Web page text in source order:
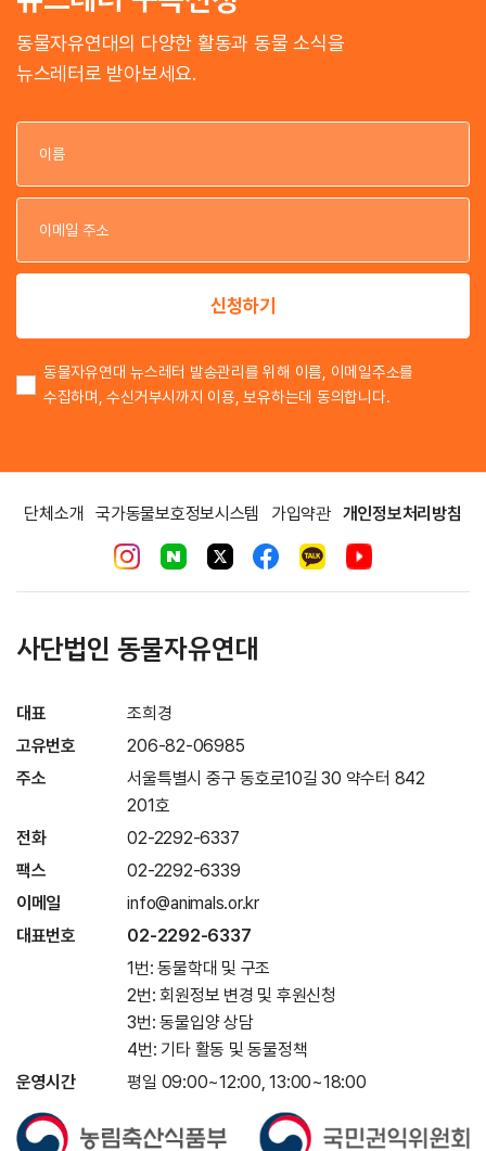
동물자유연대의 다양한 활동과 동물 소식을
뉴스레터로 받아보세요.
이
이
신청하기
동물자유연대 뉴스레터 발송관리를 위해 이름, 이메일주소를
수집하며, 수신거부시까지 이용, 보유하는데 동의합니다.
단체소개 국가동물보호정보시스템 가입약관 개인정보처리방침
사단법인 동물자유연대
대표
조희경
고유번호
206-82-06985
주소
서울특별시 중구 동호로10길 30 약수터 842
201호
전화
02-2292-6337
팩스
02-2292-6339
이메일
info@animals.or.kr
대표번호
02-2292-6337
1번: 동물학대 및 구조
2번: 회원정보 변경 및 후원신청
3번: 동물입양 상담
4번: 기타 활동 및 동물정책
운영시간
평일 09:00~12:00, 13:00~18:00